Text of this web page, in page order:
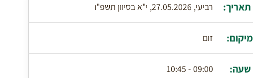
תאריך: רביעי, 27.05.2026, י"א בסיוון תשפ"ו
מיקום: זום
שעה: 09:00 - 10:45